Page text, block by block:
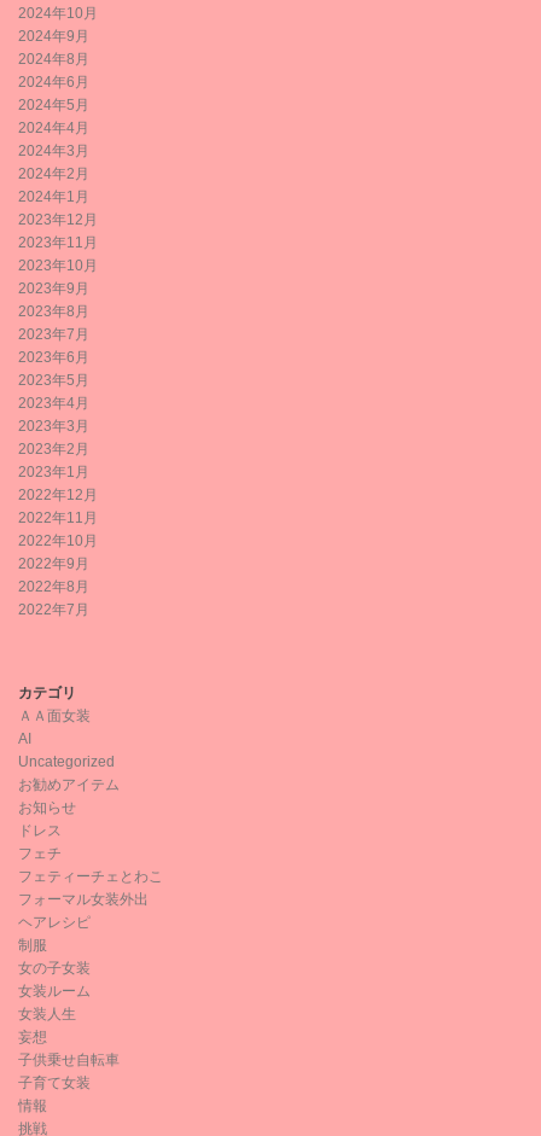
2024年10月
2024年9月
2024年8月
2024年6月
2024年5月
2024年4月
2024年3月
2024年2月
2024年1月
2023年12月
2023年11月
2023年10月
2023年9月
2023年8月
2023年7月
2023年6月
2023年5月
2023年4月
2023年3月
2023年2月
2023年1月
2022年12月
2022年11月
2022年10月
2022年9月
2022年8月
2022年7月
カテゴリ
ＡＡ面女装
AI
Uncategorized
お勧めアイテム
お知らせ
ドレス
フェチ
フェティーチェとわこ
フォーマル女装外出
ヘアレシピ
制服
女の子女装
女装ルーム
女装人生
妄想
子供乗せ自転車
子育て女装
情報
挑戦